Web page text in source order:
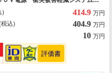
ー ＬＥＤヘッド ＥＴＣ 純正１
) 414.9 万円
込) 404.9 万円
10 万円